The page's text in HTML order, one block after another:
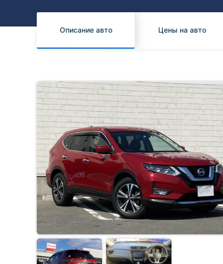
Subaru
Описание авто Цены на авто